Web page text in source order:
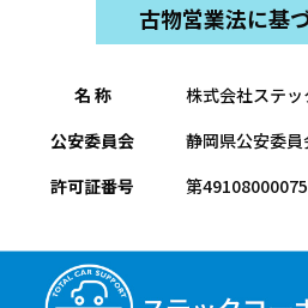
古物営業法に基
名 称
株式会社ステッ
公安委員会
静岡県公安委
許可証番号
第